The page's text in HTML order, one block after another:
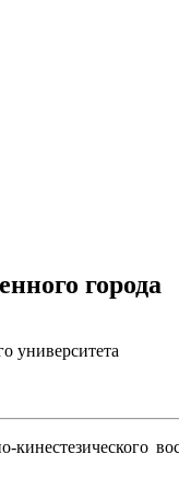
города
университета